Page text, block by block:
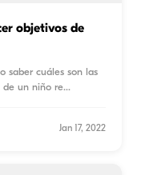
objetivos de
saber cuáles son las
de un niño re...
Jan 17, 2022